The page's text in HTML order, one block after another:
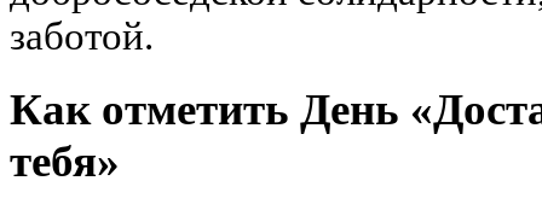
заботой.
Как отметить День
тебя»